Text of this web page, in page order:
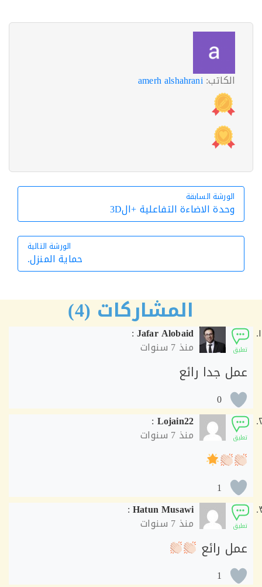
الكاتب:amerh alshahrani
الورشة السابقة
الورشة السابقة
وحدة الاضاءة التفاعلية +ال3D
الورشة التالية
الورشة
حماية المنزل.
المشاركات (4)
Jafar Alobaid
:
منذ7 سنوات
جدا رائع
0
Lojain22
:
منذ
1
Hatun Musawi
:
منذ
رائع
1